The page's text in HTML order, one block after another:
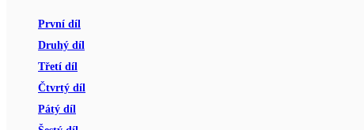
První díl
Druhý díl
Třetí díl
Čtvrtý díl
Pátý díl